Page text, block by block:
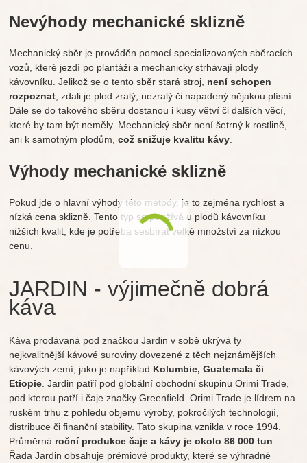
Nevýhody mechanické sklizně
Mechanický sběr je prováděn pomocí specializovaných sběracích
vozů, které jezdí po plantáži a mechanicky strhávají plody
kávovníku. Jelikož se o tento sběr stará stroj, není schopen
rozpoznat, zdali je plod zralý, nezralý či napadený nějakou plísní.
Dále se do takového sběru dostanou i kusy větví či dalších věcí,
které by tam být neměly. Mechanický sběr není šetrný k rostlině,
ani k samotným plodům,což snižuje kvalitu kávy.
Výhody mechanické sklizně
Pokud jde o hlavní výhody této metody, je to zejména rychlost a
nízká cena sklizně. Tento typ se používá u plodů kávovníku
nižších kvalit, kde je potřeba sesbírat velké množství za nízkou
cenu.
JARDIN - výjimečně dobrá
káva
Káva prodávaná pod značkou Jardin v sobě ukrývá ty
nejkvalitnější kávové suroviny dovezené z těch nejznámějších
kávových zemí, jako je například Kolumbie, Guatemala či
Etiopie. Jardin patří pod globální obchodní skupinu Orimi Trade,
pod kterou patří i čaje značky Greenfield. Orimi Trade je lídrem na
ruském trhu z pohledu objemu výroby, pokročilých technologií,
distribuce či finanční stability. Tato skupina vznikla v roce 1994.
Průměrná roční produkce čaje a kávy je okolo 86 000 tun.
Řada Jardin obsahuje prémiové produkty, které se výhradně